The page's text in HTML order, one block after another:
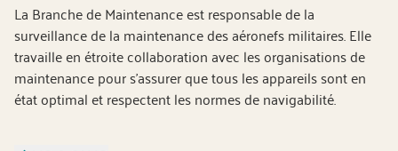
La Branche de Maintenance est responsable de la
surveillance de la maintenance des aéronefs militaires. Elle
travaille en étroite collaboration avec les organisations de
maintenance pour s'assurer que tous les appareils sont en
état optimal et respectent les normes de navigabilité.